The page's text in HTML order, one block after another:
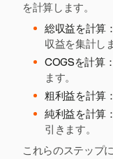
を計算します。
総収益を計算：
収益を集計し
COGSを計算
ます。
粗利益を計算：
純利益を計算：
引きます。
これらのステップ